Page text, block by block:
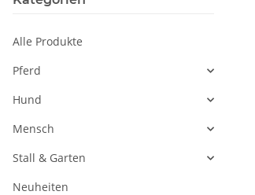
Alle Produkte
Pferd
Hund
Mensch
Stall & Garten
Neuheiten